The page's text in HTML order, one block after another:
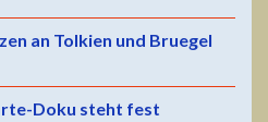
an Tolkien und Bruegel
Doku steht fest